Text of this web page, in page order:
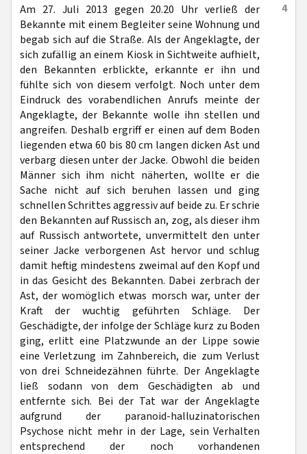
4
Am 27. Juli 2013 gegen 20.20 Uhr verließ der
Bekannte mit einem Begleiter seine Wohnung und
begab sich auf die Straße. Als der Angeklagte, der
sich zufällig an einem Kiosk in Sichtweite aufhielt,
den Bekannten erblickte, erkannte er ihn und
fühlte sich von diesem verfolgt. Noch unter dem
Eindruck des vorabendlichen Anrufs meinte der
Angeklagte, der Bekannte wolle ihn stellen und
angreifen. Deshalb ergriff er einen auf dem Boden
liegenden etwa 60 bis 80 cm langen dicken Ast und
verbarg diesen unter der Jacke. Obwohl die beiden
Männer sich ihm nicht näherten, wollte er die
Sache nicht auf sich beruhen lassen und ging
schnellen Schrittes aggressiv auf beide zu. Er schrie
den Bekannten auf Russisch an, zog, als dieser ihm
auf Russisch antwortete, unvermittelt den unter
seiner Jacke verborgenen Ast hervor und schlug
damit heftig mindestens zweimal auf den Kopf und
in das Gesicht des Bekannten. Dabei zerbrach der
Ast, der womöglich etwas morsch war, unter der
Kraft der wuchtig geführten Schläge. Der
Geschädigte, der infolge der Schläge kurz zu Boden
ging, erlitt eine Platzwunde an der Lippe sowie
eine Verletzung im Zahnbereich, die zum Verlust
von drei Schneidezähnen führte. Der Angeklagte
ließ sodann von dem Geschädigten ab und
entfernte sich. Bei der Tat war der Angeklagte
aufgrund der paranoid-halluzinatorischen
Psychose nicht mehr in der Lage, sein Verhalten
entsprechend der noch vorhandenen